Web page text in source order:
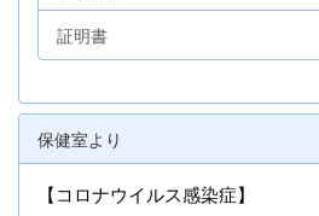
証明書
保健室より
【コロナウイルス感染症】